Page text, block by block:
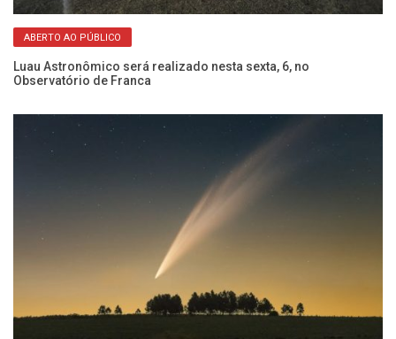
ABERTO AO PÚBLICO
Luau Astronômico será realizado nesta sexta, 6, no
Observatório de Franca